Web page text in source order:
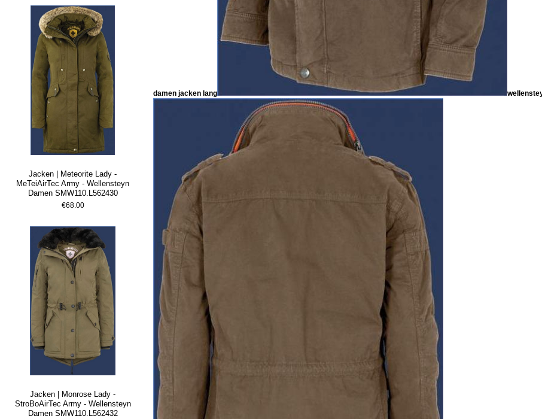
Jacken | Meteorite Lady -
MeTeiAirTec Army - Wellensteyn
Damen SMW110.L562430
€68.00
Jacken | Monrose Lady -
StroBoAirTec Army - Wellensteyn
Damen SMW110.L562432
damen jacken lang